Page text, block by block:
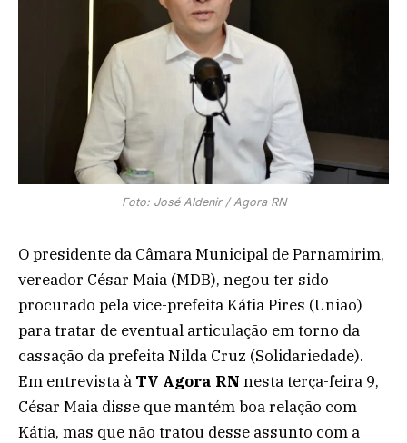
Foto: José Aldenir / Agora RN
O presidente da Câmara Municipal de Parnamirim,
vereador César Maia (MDB), negou ter sido
procurado pela vice-prefeita Kátia Pires (União)
para tratar de eventual articulação em torno da
cassação da prefeita Nilda Cruz (Solidariedade).
Em entrevista à TV Agora RN nesta terça-feira 9,
César Maia disse que mantém boa relação com
Kátia, mas que não tratou desse assunto com a